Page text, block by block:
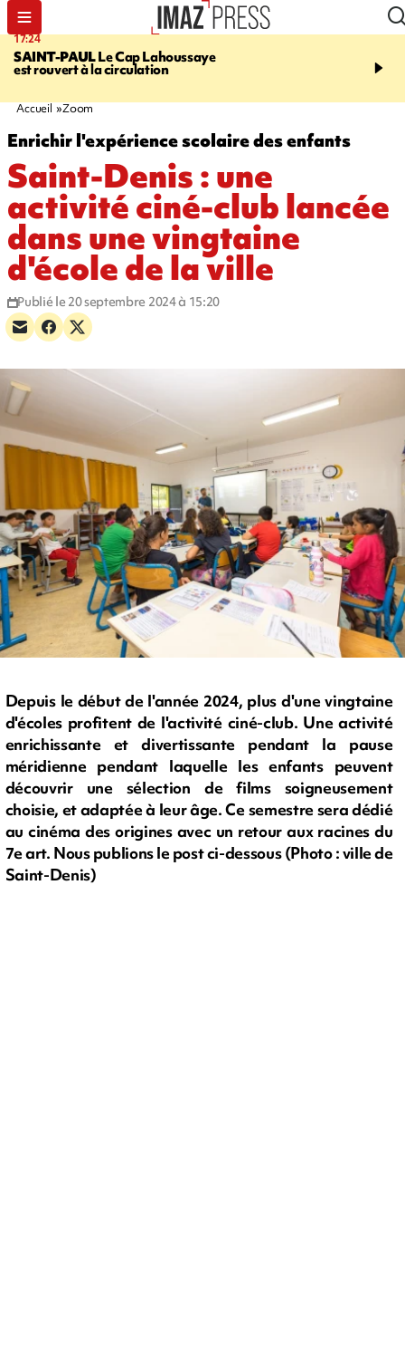
17:24
SAINT-PAULLe Cap Lahoussaye
est rouvert à la circulation
19:49
Quentin Dumontier, sa
Accueil Zoom
Enrichir l'expérience scolaire des enfants
Saint-Denis : une
activité ciné-club lancée
dans une vingtaine
d'école de la ville
Publié le 20 septembre 2024 à 15:20
Depuis le début de l'année 2024, plus d'une vingtaine
d'écoles profitent de l'activité ciné-club. Une activité
enrichissante et divertissante pendant la pause
méridienne pendant laquelle les enfants peuvent
découvrir une sélection de films soigneusement
choisie, et adaptée à leur âge. Ce semestre sera dédié
au cinéma des origines avec un retour aux racines du
7e art. Nous publions le post ci-dessous (Photo : ville de
Saint-Denis)